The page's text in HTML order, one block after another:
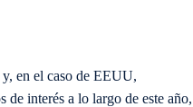
en el caso de EEUU,
de interés a lo largo de este año,